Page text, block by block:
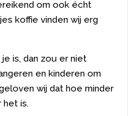
om ook écht
koffie vinden wij erg
is, dan zou er niet
en kinderen om
wij dat hoe minder
is.